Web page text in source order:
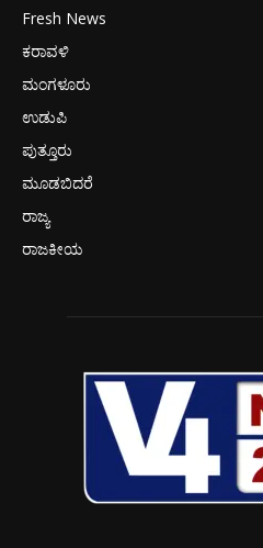
Fresh News
ಕರಾವಳಿ
ಮಂಗಳೂರು
ಉಡುಪಿ
ಪುತ್ತೂರು
ಮೂಡಬಿದರೆ
ರಾಜ್ಯ
ರಾಜಕೀಯ